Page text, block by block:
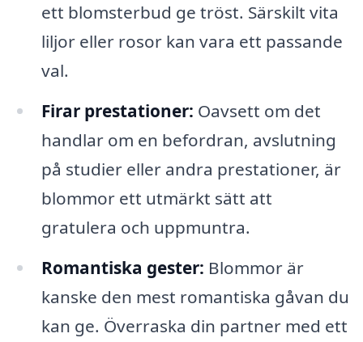
ett blomsterbud ge tröst. Särskilt vita
liljor eller rosor kan vara ett passande
val.
Firar prestationer: Oavsett om det
handlar om en befordran, avslutning
på studier eller andra prestationer, är
blommor ett utmärkt sätt att
gratulera och uppmuntra.
Romantiska gester: Blommor är
kanske den mest romantiska gåvan du
kan ge. Överraska din partner med ett